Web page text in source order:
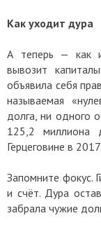
Как уходит дура
А теперь — как
вывозит
объявила себя
называемая
долга, ни одного
125,2 миллиона
Герцеговине в
Запомните фокус.
и счёт. Дура
забрала чужие